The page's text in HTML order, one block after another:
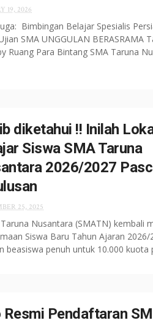
19, 2026
Bimbingan Belajar Spesialis
SMA UNGGULAN BERASRAMA
Ruang Para Bintang SMA Taruna
diketahui !! Inilah
Siswa SMA Taruna
2026/2027
25, 2025
Nusantara (SMATN) kembali
Siswa Baru Tahun Ajaran 2026/
beasiswa penuh untuk 10.000 kuota
Resmi Pendaftaran